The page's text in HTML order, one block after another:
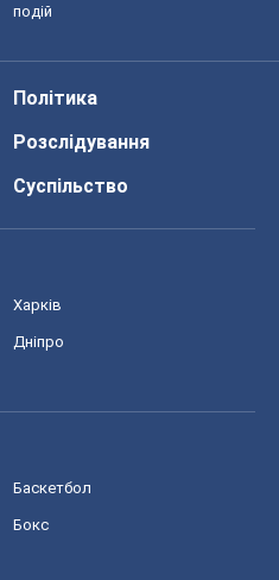
подій
Політика
Розслідування
Суспільство
Харків
Дніпро
Баскетбол
Бокс